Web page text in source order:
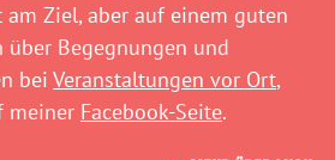
Ziel, aber auf einem guten
über Begegnungen und
bei Veranstaltungen vor Ort,
meiner Facebook-Seite.